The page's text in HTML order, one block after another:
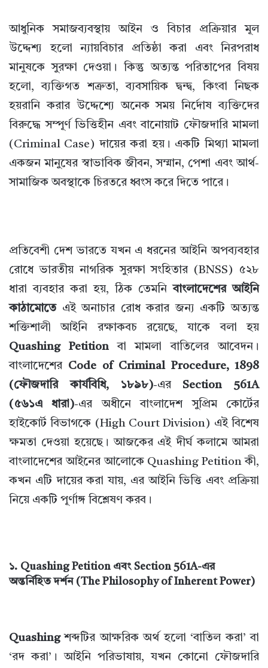
আধুনিক সমাজব্যবস্থায় আইন ও বিচার প্রক্রিয়ার মূল
উদ্দেশ্য হলো ন্যায়বিচার প্রতিষ্ঠা করা এবং নিরপরাধ
মানুষকে সুরক্ষা দেওয়া। কিন্তু অত্যন্ত পরিতাপের বিষয়
হলো, ব্যক্তিগত শত্রুতা, ব্যবসায়িক দ্বন্দ্ব, কিংবা নিছক
হয়রানি করার উদ্দেশ্যে অনেক সময় নির্দোষ ব্যক্তিদের
বিরুদ্ধে সম্পূর্ণ ভিত্তিহীন এবং বানোয়াট ফৌজদারি মামলা
(Criminal Case) দায়ের করা হয়। একটি মিথ্যা মামলা
একজন মানুষের স্বাভাবিক জীবন, সম্মান, পেশা এবং আর্থ-
সামাজিক অবস্থাকে চিরতরে ধ্বংস করে দিতে পারে।
প্রতিবেশী দেশ ভারতে যখন এ ধরনের আইনি অপব্যবহার
রোধে ভারতীয় নাগরিক সুরক্ষা সংহিতার (BNSS) ৫২৮
ধারা ব্যবহার করা হয়, ঠিক তেমনি বাংলাদেশের আইনি
কাঠামোতে এই অনাচার রোধ করার জন্য একটি অত্যন্ত
শক্তিশালী আইনি রক্ষাকবচ রয়েছে, যাকে বলা হয়
Quashing Petitionবা মামলা বাতিলের আবেদন।
বাংলাদেশের Code of Criminal Procedure, 1898
(ফৌজদারি কার্যবিধি, ১৮৯৮)-এর Section 561A
(৫৬১এ ধারা)-এর অধীনে বাংলাদেশ সুপ্রিম কোর্টের
হাইকোর্ট বিভাগকে (High Court Division) এই বিশেষ
ক্ষমতা দেওয়া হয়েছে। আজকের এই দীর্ঘ কলামে আমরা
বাংলাদেশের আইনের আলোকে Quashing Petition কী,
কখন এটি দায়ের করা যায়, এর আইনি ভিত্তি এবং প্রক্রিয়া
নিয়ে একটি পূর্ণাঙ্গ বিশ্লেষণ করব।
১. Quashing Petition এবং Section 561A-এর
অন্তর্নিহিত দর্শন (The Philosophy of Inherent Power)
Quashingশব্দটির আক্ষরিক অর্থ হলো ‘বাতিল করা’ বা
‘রদ করা’। আইনি পরিভাষায়, যখন কোনো ফৌজদারি